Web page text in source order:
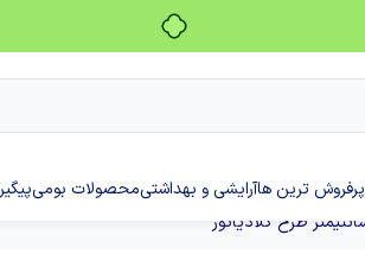
پرفروش ترین هاآرایشی و بهداشتیمحصولات بومی